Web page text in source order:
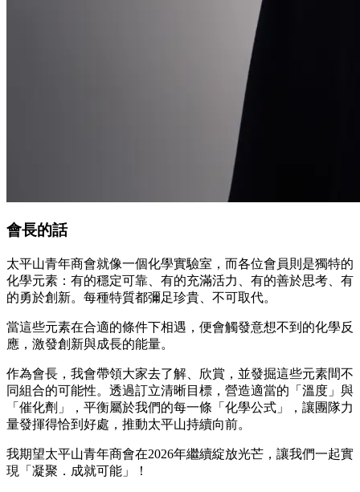
會長的話
太平山青年商會就像一個化學實驗室，而各位會員則是獨特的
化學元素：有的穩定可靠、有的充滿活力、有的善於思考、有
的勇於創新。每種特質都彌足珍貴、不可取代。
當這些元素在合適的條件下相遇，便會觸發意想不到的化學反
應，激發創新與成長的能量。
作為會長，我會帶領大家去了解、欣賞，並發掘這些元素間不
同組合的可能性。透過訂立清晰目標，營造適當的「溫度」與
「催化劑」，平衡屬於我們的每一條「化學公式」，讓團隊力
量發揮得恰到好處，推動太平山持續向前。
我期望太平山青年商會在2026年繼續綻放光芒，讓我們一起實
現「凝聚．成就可能」！